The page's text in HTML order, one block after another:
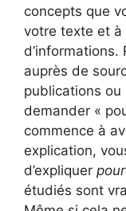
concepts que
votre texte et à
d’informations.
auprès de
publications ou
demander «
commence à
explication,
d’expliquer
étudiés sont